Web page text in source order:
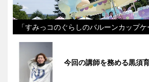
「すみっコのぐらしのバルーンカップケ
今回の講師を務める黒須